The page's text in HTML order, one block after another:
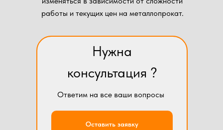
работы и текущих цен на металлопрокат.
Оставить заявку
Нужна
консультация ?
Ответим на все ваши вопросы